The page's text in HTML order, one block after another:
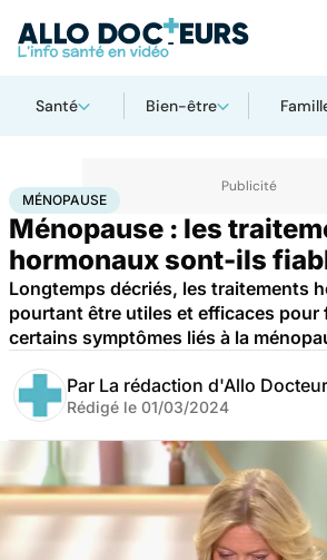
Santé Bien-être
AccueilSantéMédicaments Ménopause
MÉNOPAUSE
Ménopause : les
hormonaux sont-ils
Longtemps décriés, les traitements
pourtant être utiles et efficaces pour
certains symptômes liés à la
Par La rédaction d'Allo
Rédigé le 01/03/2024